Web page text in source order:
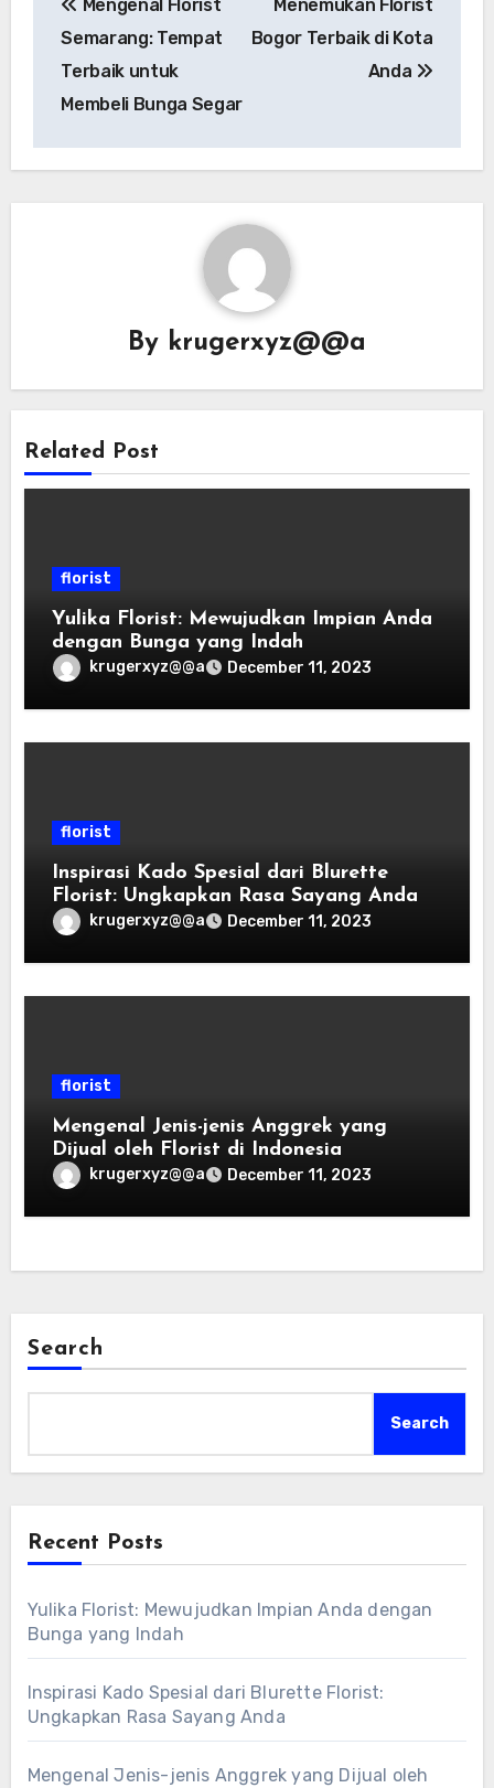
navigation
Mengenal Florist
Semarang: Tempat
Terbaik untuk
Membeli Bunga Segar
Menemukan Florist
Bogor Terbaik di Kota
Anda
By krugerxyz@@a
Related Post
florist
Yulika Florist: Mewujudkan Impian Anda
dengan Bunga yang Indah
krugerxyz@@a December 11, 2023
florist
Inspirasi Kado Spesial dari Blurette
Florist: Ungkapkan Rasa Sayang Anda
krugerxyz@@a December 11, 2023
florist
Mengenal Jenis-jenis Anggrek yang
Dijual oleh Florist di Indonesia
krugerxyz@@a December 11, 2023
Search
Search
Recent Posts
Yulika Florist: Mewujudkan Impian Anda dengan
Bunga yang Indah
Inspirasi Kado Spesial dari Blurette Florist:
Ungkapkan Rasa Sayang Anda
Mengenal Jenis-jenis Anggrek yang Dijual oleh